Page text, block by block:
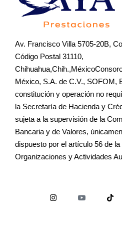
Av. Francisco Villa 5705-20B,
Código Postal 31110,
México, S.A. de C.V., SOFOM,
constitución y operación no
la Secretaría de Hacienda y
sujeta a la supervisión de la
Bancaria y de Valores,
dispuesto por el artículo 56 de
Organizaciones y Actividades